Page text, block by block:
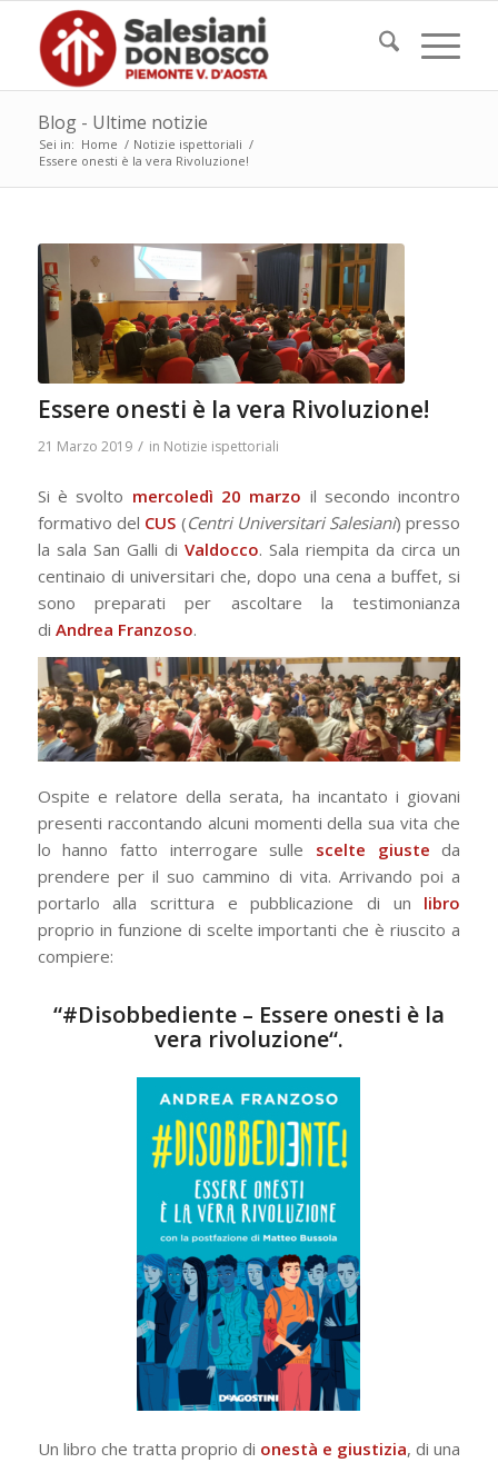
Blog - Ultime notizie
Sei in: Home / Notizie ispettoriali /
Essere onesti è la vera Rivoluzione!
Essere onesti è la vera Rivoluzione!
21 Marzo 2019 / in Notizie ispettoriali
Si è svolto mercoledì 20 marzo il secondo incontro
formativo del CUS (Centri Universitari Salesiani) presso
la sala San Galli di Valdocco. Sala riempita da circa un
centinaio di universitari che, dopo una cena a buffet, si
sono preparati per ascoltare la testimonianza
di Andrea Franzoso.
Ospite e relatore della serata, ha incantato i giovani
presenti raccontando alcuni momenti della sua vita che
lo hanno fatto interrogare sulle scelte giuste da
prendere per il suo cammino di vita. Arrivando poi a
portarlo alla scrittura e pubblicazione di un libro
proprio in funzione di scelte importanti che è riuscito a
compiere:
“#Disobbediente – Essere onesti è la
vera rivoluzione“.
Un libro che tratta proprio di onestà e giustizia, di una